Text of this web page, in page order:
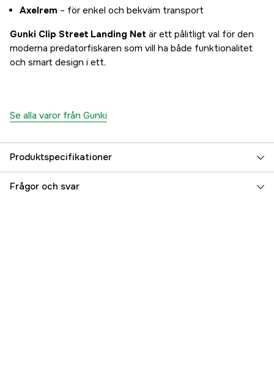
Axelrem – för enkel och bekväm transport
Gunki Clip Street Landing Net är ett pålitligt val för den
moderna predatorfiskaren som vill ha både funktionalitet
och smart design i ett.
Se alla varor från Gunki
Produktspecifikationer
Referensnummer 5000015778
Frågor och svar